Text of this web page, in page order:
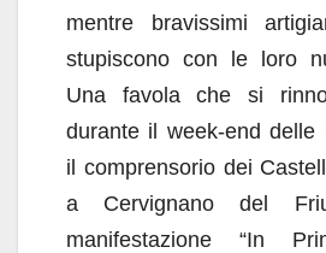
mentre bravissimi
stupiscono con le loro
Una favola che si
durante il week-end delle
il comprensorio dei
a Cervignano del
manifestazione “In